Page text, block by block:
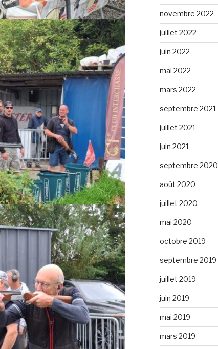
novembre 2022
juillet 2022
juin 2022
mai 2022
mars 2022
septembre 2021
juillet 2021
juin 2021
septembre 2020
août 2020
juillet 2020
mai 2020
octobre 2019
septembre 2019
juillet 2019
juin 2019
mai 2019
mars 2019